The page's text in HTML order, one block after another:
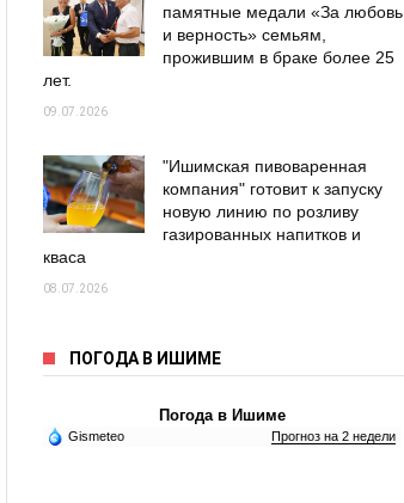
памятные медали «За любовь
и верность» семьям,
прожившим в браке более 25
лет.
09.07.2026
"Ишимская пивоваренная
компания" готовит к запуску
новую линию по розливу
газированных напитков и
кваса
08.07.2026
ПОГОДА В ИШИМЕ
Погода в Ишиме
Gismeteo Прогноз на 2 недели